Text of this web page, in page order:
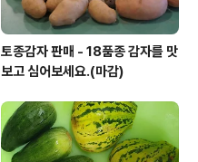
토종감자 판매 - 18품종 감자를 맛
보고 심어보세요.(마감)